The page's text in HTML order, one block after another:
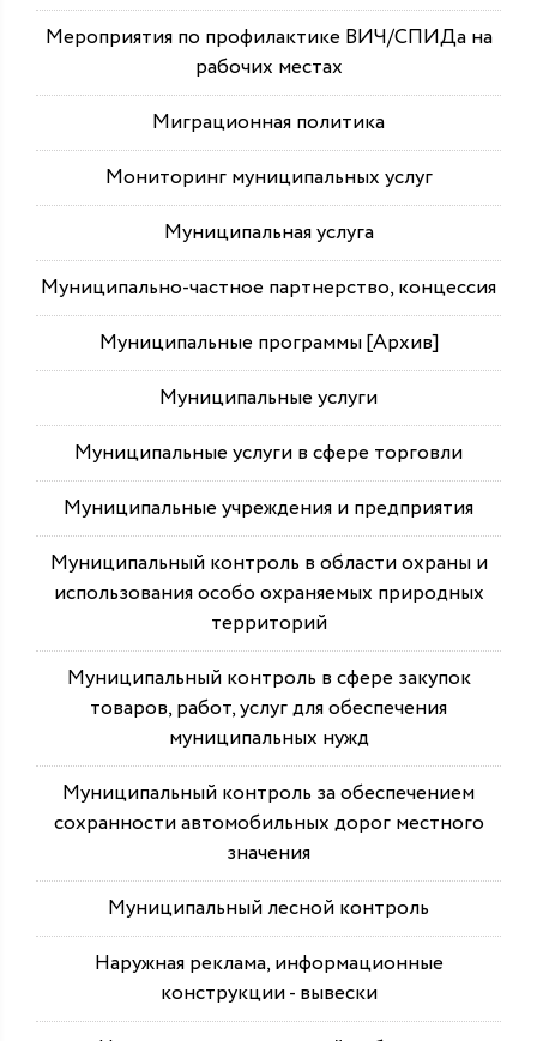
Мероприятия по профилактике ВИЧ/СПИДа на
рабочих местах
Миграционная политика
Мониторинг муниципальных услуг
Муниципальная услуга
Муниципально-частное партнерство, концессия
Муниципальные программы [Архив]
Муниципальные услуги
Муниципальные услуги в сфере торговли
Муниципальные учреждения и предприятия
Муниципальный контроль в области охраны и
использования особо охраняемых природных
территорий
Муниципальный контроль в сфере закупок
товаров, работ, услуг для обеспечения
муниципальных нужд
Муниципальный контроль за обеспечением
сохранности автомобильных дорог местного
значения
Муниципальный лесной контроль
Наружная реклама, информационные
конструкции - вывески